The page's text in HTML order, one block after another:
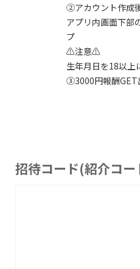
②アカウント作成
アプリ内画面下部
プ
⚠️注意⚠️
生年月日を18以上
招待コード(紹介コ